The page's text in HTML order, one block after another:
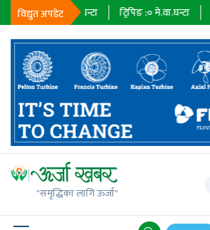
विद्युत अपडेट
मे.वा.घन्टा ट्रिपिङ : मे.वा.घन्टा ऊर्जा माग :
"समृद्धिका लागि ऊर्जा"
जलविद्युत्
सोलार
वायु